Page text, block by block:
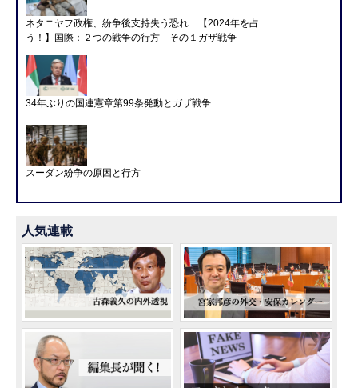
ネタニヤフ政権、紛争後支持失う恐れ 【2024年を占
う！】国際：２つの戦争の行方 その１ガザ戦争
34年ぶりの国連憲章第99条発動とガザ戦争
スーダン紛争の原因と行方
人気連載